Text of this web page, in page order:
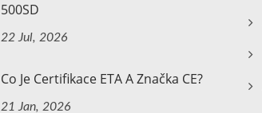
500SD
22 Jul, 2026
Co Je Certifikace ETA A Značka CE?
21 Jan, 2026